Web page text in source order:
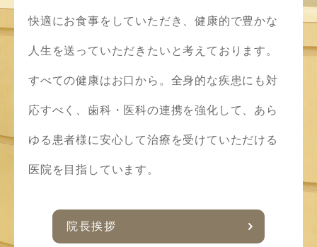
快適にお食事をしていただき、健康的で豊かな
人生を送っていただきたいと考えております。
すべての健康はお口から。全身的な疾患にも対
応すべく、歯科・医科の連携を強化して、あら
ゆる患者様に安心して治療を受けていただける
医院を目指しています。
院長挨拶